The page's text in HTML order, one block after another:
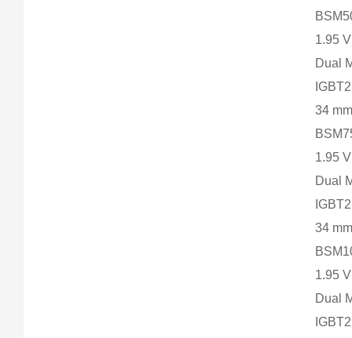
1.95
Dual
34
1.95
Dual
34
1.95
Dual